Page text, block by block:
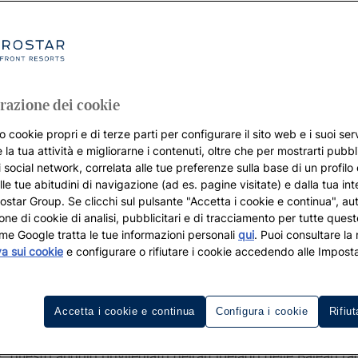
a Maiorca e godetevi le
Comunemente nota come l’
dei cookie
cookie propri e di terze parti per configurare il sito web e i suoi
la tua attività e migliorarne i contenuti, oltre che per mostrarti
social network, correlata alle tue preferenze sulla base di un profilo
tue abitudini di navigazione (ad es. pagine visitate) e dalla tua
Group. Se clicchi sul pulsante "Accetta i cookie e continua",
di cookie di analisi, pubblicitari e di tracciamento per tutte
Google tratta le tue informazioni personali qui. Puoi consultare la
sui cookie e configurare o rifiutare i cookie accedendo alle
Configura i cookie
Accetta i cookie e continua